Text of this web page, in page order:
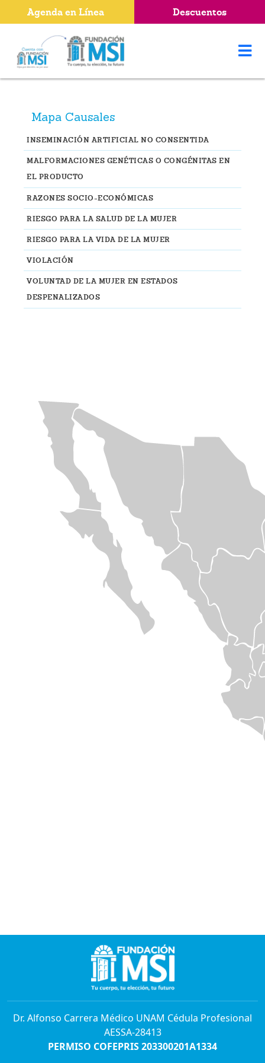
Mapa Causales
INSEMINACIÓN ARTIFICIAL NO CONSENTIDA
MALFORMACIONES GENÉTICAS O CONGÉNITAS EN
EL PRODUCTO
RAZONES SOCIO-ECONÓMICAS
RIESGO PARA LA SALUD DE LA MUJER
RIESGO PARA LA VIDA DE LA MUJER
VIOLACIÓN
VOLUNTAD DE LA MUJER EN ESTADOS
DESPENALIZADOS
Dr. Alfonso Carrera Médico UNAM Cédula Profesional
AESSA-28413
PERMISO COFEPRIS 203300201A1334
Agenda en Línea Descuentos